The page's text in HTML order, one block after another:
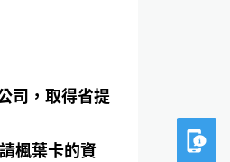
司，取得省提
楓葉卡的資